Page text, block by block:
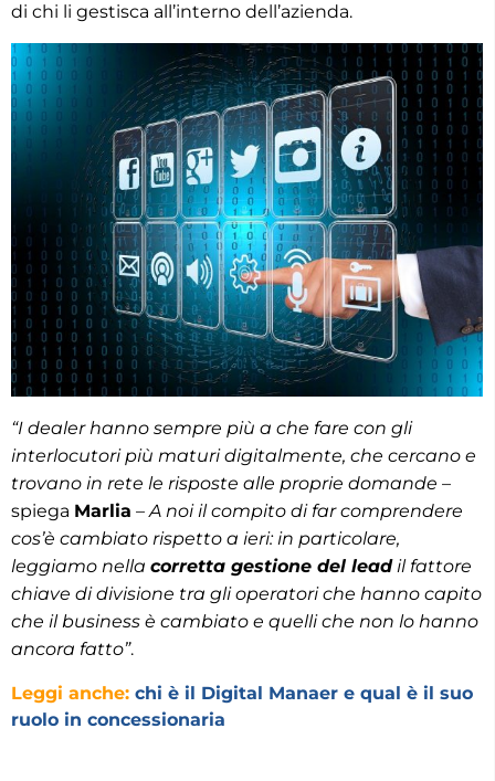
di chi li gestisca all’interno dell’azienda.
“I dealer hanno sempre più a che fare con gli
interlocutori più maturi digitalmente, che cercano e
trovano in rete le risposte alle proprie domande –
spiega Marlia –A noi il compito di far comprendere
cos’è cambiato rispetto a ieri: in particolare,
leggiamo nella corretta gestione del leadil fattore
chiave di divisione tra gli operatori che hanno capito
che il business è cambiato e quelli che non lo hanno
ancora fatto”.
Leggi anche: chi è il Digital Manaer e qual è il suo
ruolo in concessionaria